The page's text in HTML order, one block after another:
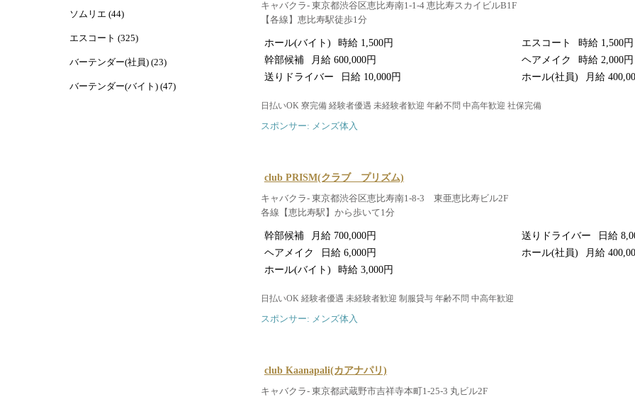
ソムリエ (44)
エスコート (325)
バーテンダー(社員) (23)
バーテンダー(バイト) (47)
キャバクラ- 東京都渋谷区恵比寿南1-1-4 恵比寿スカイビルB1F
【各線】恵比寿駅徒歩1分
ホール(バイト) 時給 1,500円 エスコート
時給 1,500円
幹部候補
月給 600,000円 ヘアメイク
時給 2,000円
送りドライバー
日給 10,000円 ホール(社員) 月給
日払いOK 寮完備 経験者優遇 未経験者歓迎 年齢不問 中高年歓迎 社保完備
スポンサー: メンズ体入
club PRISM(クラブ プリズム)
キャバクラ- 東京都渋谷区恵比寿南1-8-3 東亜恵比寿ビル2F
各線【恵比寿駅】から歩いて1分
幹部候補 月給 700,000円 送りドライバー
日給
ヘアメイク
日給 6,000円 ホール(社員)
月給
ホール(バイト)
時給 3,000円
日払いOK 経験者優遇 未経験者歓迎 制服貸与 年齢不問 中高年歓迎
スポンサー: メンズ体入
club Kaanapali(カアナパリ)
キャバクラ- 東京都武蔵野市吉祥寺本町1-25-3 丸ビル2F